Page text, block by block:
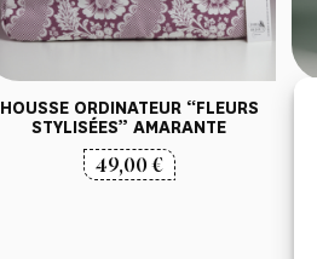
HOUSSE ORDINATEUR “FLEURS
STYLISÉES” AMARANTE
49,00€